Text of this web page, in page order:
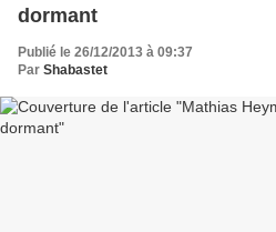
dormant
Publié le 26/12/2013 à 09:37
Par Shabastet